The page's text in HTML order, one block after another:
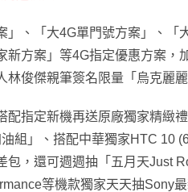
」、「大4G單門號方案」、「
新方案」等4G指定優惠方案，
俊傑親筆簽名限量「烏克麗麗
配指定新機再送原廠獨家精緻
組」、搭配中華獨家HTC 10
包，還可週週抽「五月天Just
等機款獨家天天抽Sony